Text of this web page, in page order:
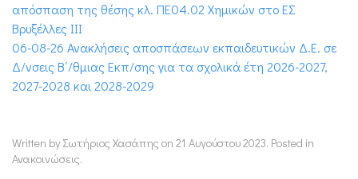
απόσπαση της θέσης κλ. ΠΕ04.02 Χημικών στο ΕΣ
Βρυξέλλες ΙΙΙ
06-08-26 Ανακλήσεις αποσπάσεων εκπαιδευτικών Δ.Ε. σε
Δ/νσεις Β΄/θμιας Εκπ/σης για τα σχολικά έτη 2026-2027,
2027-2028 και 2028-2029
Written by Σωτήριος Χασάπης on 21 Αυγούστου 2023. Posted in
Ανακοινώσεις.